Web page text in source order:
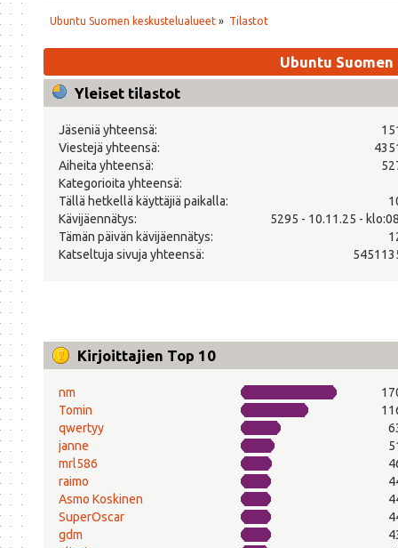
Ubuntu Suomen keskustelualueet » Tilastot
Ubuntu
Yleiset tilastot
Jäseniä yhteensä:
Viestejä yhteensä:
Aiheita yhteensä:
Kategorioita yhteensä:
Tällä hetkellä käyttäjiä paikalla:
Kävijäennätys:
5295 - 10.11.25 -
Tämän päivän kävijäennätys:
Katseltuja sivuja yhteensä:
Kirjoittajien Top 10
nm
Tomin
qwertyy
janne
mrl586
raimo
Asmo Koskinen
SuperOscar
gdm